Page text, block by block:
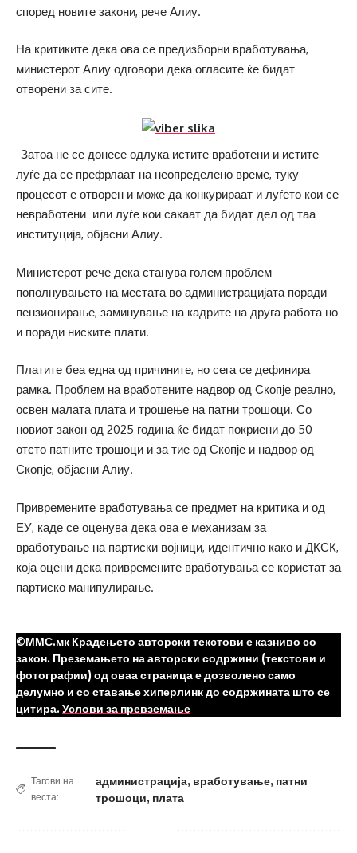
според новите закони, рече Алиу.
На критиките дека ова се предизборни вработувања,
министерот Алиу одговори дека огласите ќе бидат
отворени за сите.
-Затоа не се донесе одлука истите вработени и истите
луѓе да се префрлаат на неопределено време, туку
процесот е отворен и може да конкурираат и луѓето кои се
невработени или луѓе кои сакаат да бидат дел од таа
институција, објасни Алиу.
Министерот рече дека станува голем проблем
пополнувањето на местата во администрацијата поради
пензионирање, заминување на кадрите на друга работа но
и поради ниските плати.
Платите беа една од причините, но сега се дефинира
рамка. Проблем на вработените надвор од Скопје реално,
освен малата плата и трошење на патни трошоци. Со
новиот закон од 2025 година ќе бидат покриени до 50
отсто патните трошоци и за тие од Скопје и надвор од
Скопје, објасни Алиу.
Привремените вработувања се предмет на критика и од
ЕУ, каде се оценува дека ова е механизам за
вработување на партиски војници, идентично како и ДКСК,
која оцени дека привремените вработувања се користат за
партиско манипулирање.
©ММС.мк Крадењето авторски текстови е казниво со
закон. Преземањето на авторски содржини (текстови и
фотографии) од оваа страница е дозволено само
делумно и со ставање хиперлинк до содржината што се
цитира. Услови за превземање
Тагови на
веста:
администрација, вработување, патни
трошоци, плата